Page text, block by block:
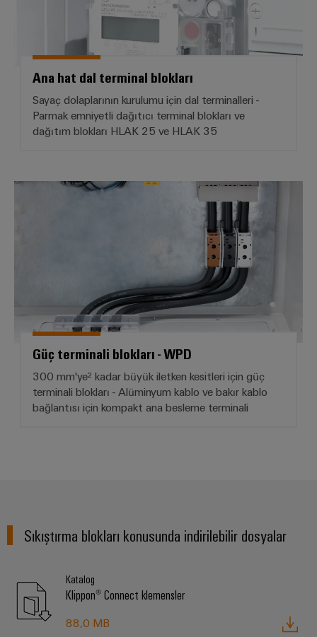
Ana hat dal terminal blokları
Sayaç dolaplarının kurulumu için dal terminalleri -
Parmak emniyetli dağıtıcı terminal blokları ve
dağıtım blokları HLAK 25 ve HLAK 35
Güç terminali blokları - WPD
Güç terminali blokları - WPD
300 mm'ye² kadar büyük iletken kesitleri için güç
terminali blokları - Alüminyum kablo ve bakır kablo
bağlantısı için kompakt ana besleme terminali
Sıkıştırma blokları konusunda indirilebilir dosyalar
Katalog
Klippon® Connect klemensler
88,0 MB